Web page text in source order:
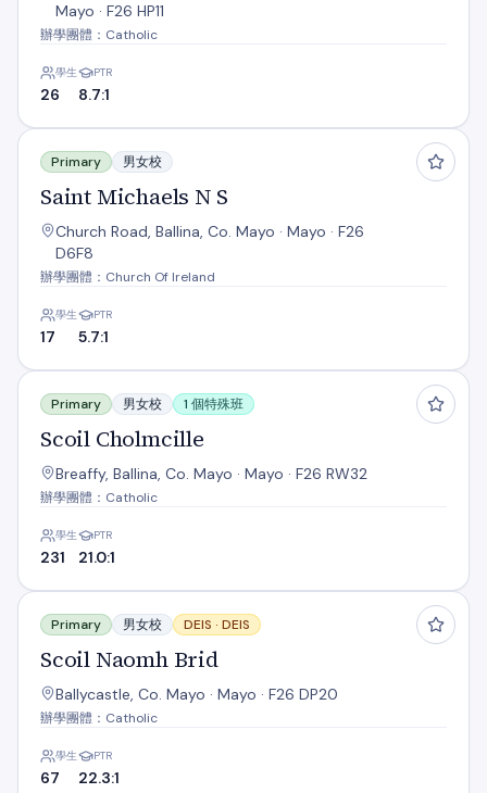
Mayo · F26 HP11
辦學團體：Catholic
學生
26
PTR
8.7:1
Saint Michaels N S
Primary 男女校
Saint Michaels N S
Church Road, Ballina, Co. Mayo · Mayo · F26
D6F8
辦學團體：Church Of Ireland
學生
17
PTR
5.7:1
Scoil Cholmcille
Primary 男女校 1 個特殊班
Scoil Cholmcille
Breaffy, Ballina, Co. Mayo · Mayo · F26 RW32
辦學團體：Catholic
學生
231
PTR
21.0:1
Scoil Naomh Brid
Primary 男女校 DEIS · DEIS
Scoil Naomh Brid
Ballycastle, Co. Mayo · Mayo · F26 DP20
辦學團體：Catholic
學生
67
PTR
22.3:1